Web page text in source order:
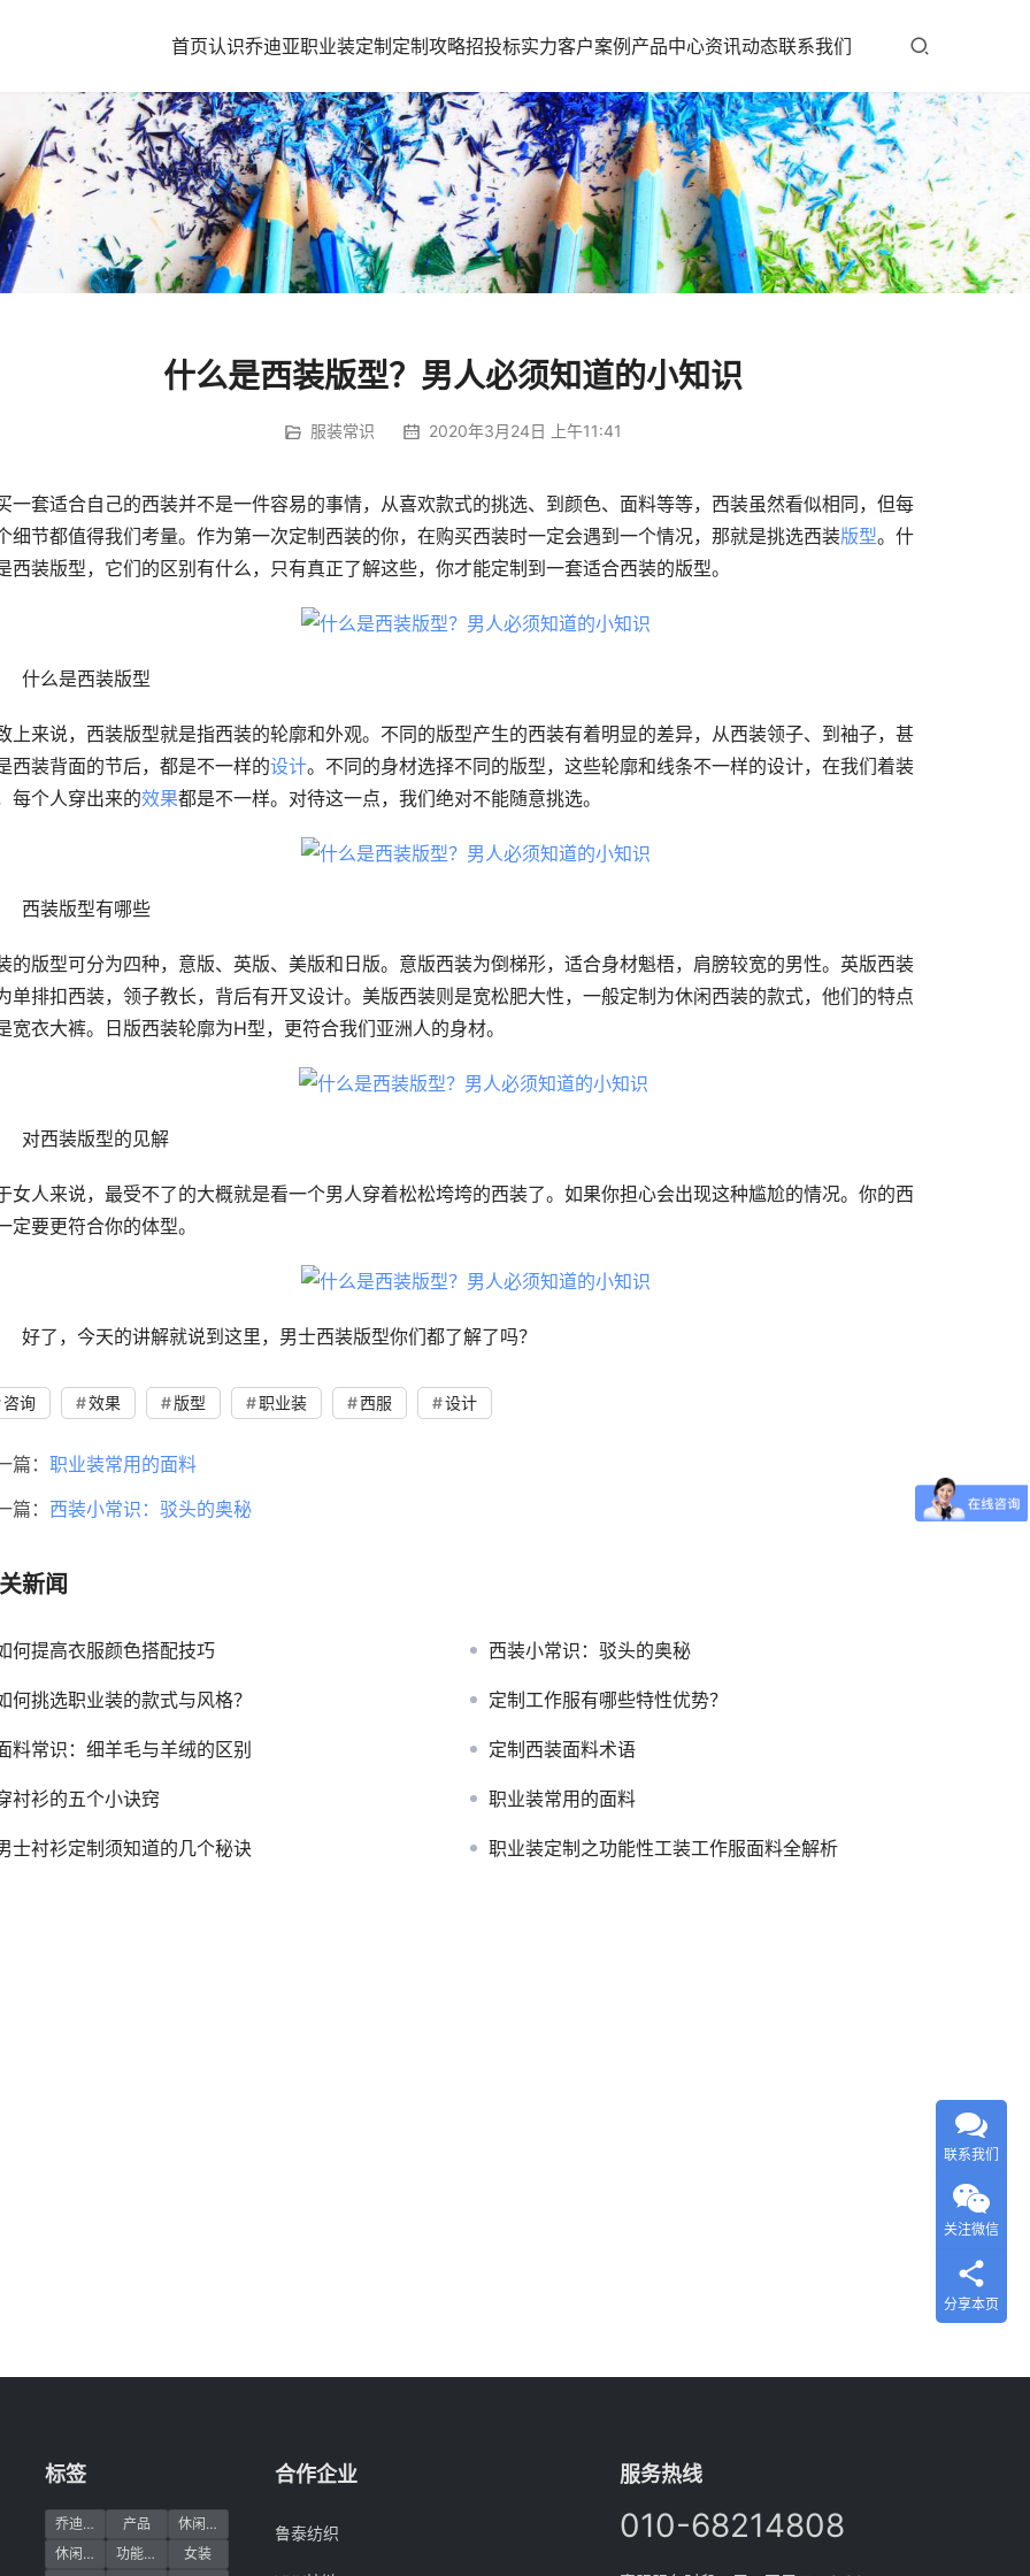
首页认识乔迪亚职业装定制 定制攻略招投标实力客户案例 产品中心资讯动态联系我们
什么是西装版型？男人必须知道的小知识
服装常识 2020年3月24日 上午11:41
一套适合自己的西装并不是一件容易的事情，从喜欢款式的挑选、到颜色、面料等等，西装虽然看似相同，但每
细节都值得我们考量。作为第一次定制西装的你，在购买西装时一定会遇到一个情况，那就是挑选西装版型。什
西装版型，它们的区别有什么，只有真正了解这些，你才能定制到一套适合西装的版型。
	什么是西装版型
上来说，西装版型就是指西装的轮廓和外观。不同的版型产生的西装有着明显的差异，从西装领子、到袖子，甚
西装背面的节后，都是不一样的设计。不同的身材选择不同的版型，这些轮廓和线条不一样的设计，在我们着装
每个人穿出来的效果都是不一样。对待这一点，我们绝对不能随意挑选。
	西装版型有哪些
的版型可分为四种，意版、英版、美版和日版。意版西装为倒梯形，适合身材魁梧，肩膀较宽的男性。英版西装
单排扣西装，领子教长，背后有开叉设计。美版西装则是宽松肥大性，一般定制为休闲西装的款式，他们的特点
宽衣大裤。日版西装轮廓为H型，更符合我们亚洲人的身材。
	对西装版型的见解
女人来说，最受不了的大概就是看一个男人穿着松松垮垮的西装了。如果你担心会出现这种尴尬的情况。你的西
定要更符合你的体型。
	好了，今天的讲解就说到这里，男士西装版型你们都了解了吗？
咨询 效果 版型 职业装 西服 设计
篇： 职业装常用的面料
篇： 西装小常识：驳头的奥秘
新闻
何提高衣服颜色搭配技巧 西装小常识：驳头的奥秘
何挑选职业装的款式与风格？ 定制工作服有哪些特性优势？
料常识：细羊毛与羊绒的区别 定制西装面料术语
衬衫的五个小诀窍 职业装常用的面料
士衬衫定制须知道的几个秘诀 职业装定制之功能性工装工作服面料全解析
标签
乔迪亚 产品
休闲产品
休闲装定制
功能产品
女装
合作企业
鲁泰纺织
服务热线
010-68214808
联系我们
关注微信
分享本页